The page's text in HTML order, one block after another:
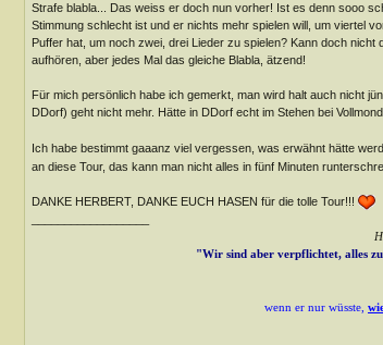
Strafe blabla... Das weiss er doch nun vorher! Ist es denn sooo
Stimmung schlecht ist und er nichts mehr spielen will, um viertel
Puffer hat, um noch zwei, drei Lieder zu spielen? Kann doch
aufhören, aber jedes Mal das gleiche Blabla, ätzend!
Für mich persönlich habe ich gemerkt, man wird halt auch nicht
DDorf) geht nicht mehr. Hätte in DDorf echt im Stehen bei
Ich habe bestimmt gaaanz viel vergessen, was erwähnt hätte
an diese Tour, das kann man nicht alles in fünf Minuten
DANKE HERBERT, DANKE EUCH HASEN für die tolle Tour!!!
"Wir sind aber verpflichtet, alles
wenn er nur wüsste,